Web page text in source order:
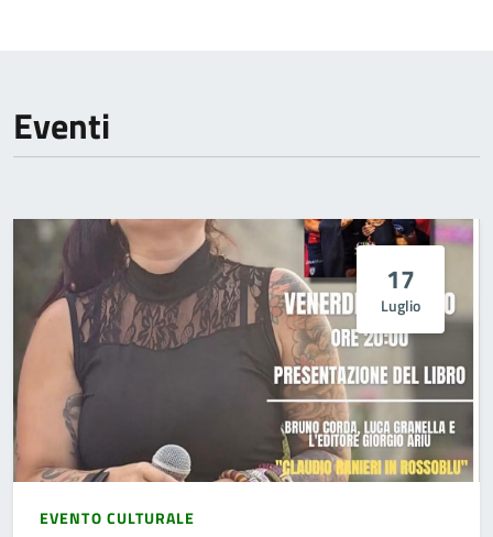
Eventi
17
Luglio
EVENTO CULTURALE